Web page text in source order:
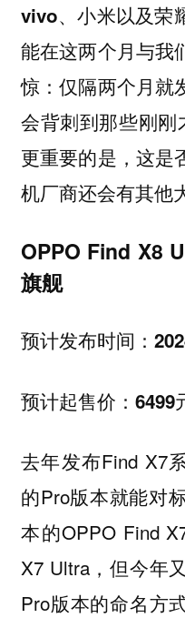
vivo、小米以及荣
能在这两个月与我
惊：仅隔两个月就
会背刺到那些刚刚
更重要的是，这是
机厂商还会有其他
OPPO Find X8
旗舰
预计发布时间：
预计起售价：6499
去年发布Find X7
的Pro版本就能对
本的OPPO Find
X7 Ultra，但今年
Pro版本的命名方